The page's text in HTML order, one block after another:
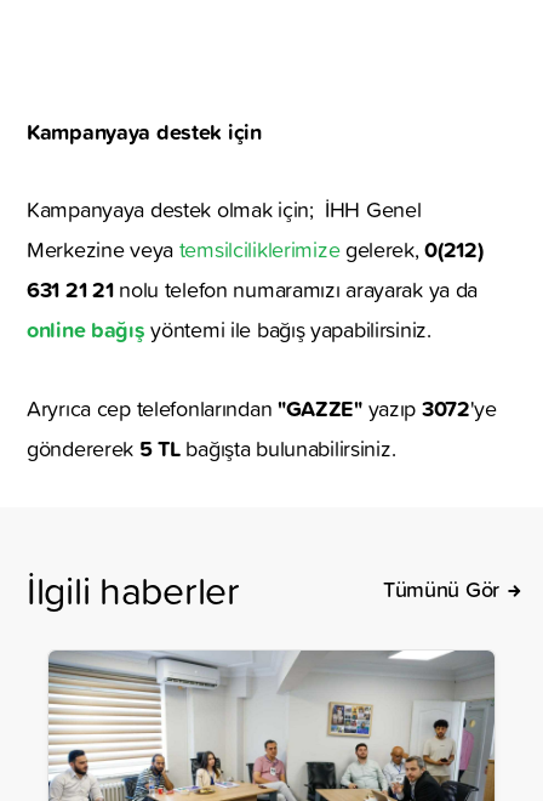
Kampanyaya destek için
Kampanyaya destek olmak için; İHH Genel
Merkezine veya temsilciliklerimizegelerek,0(212)
631 21 21 nolu telefon numaramızı arayarak ya da
online bağış yöntemi ile bağış yapabilirsiniz.
Aryrıca cep telefonlarından "GAZZE" yazıp 3072'ye
göndererek 5 TLbağışta bulunabilirsiniz.
İlgili haberler Tümünü Gör